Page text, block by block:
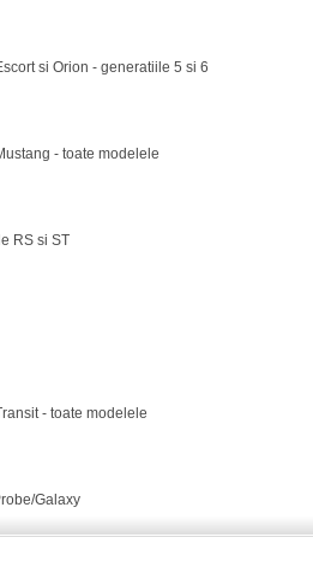
si Orion - generatiile 5 si 6
- toate modelele
RS si ST
- toate modelele
Galaxy